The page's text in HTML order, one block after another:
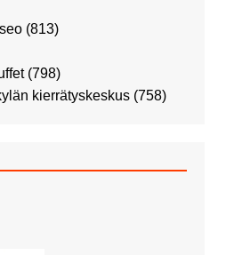
(813)
(798)
kierrätyskeskus (758)